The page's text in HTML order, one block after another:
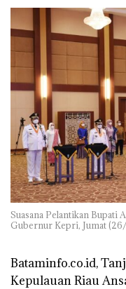
Suasana Pelantikan Bupati
Gubernur Kepri, Jumat
Bataminfo.co.id,
Kepulauan Riau